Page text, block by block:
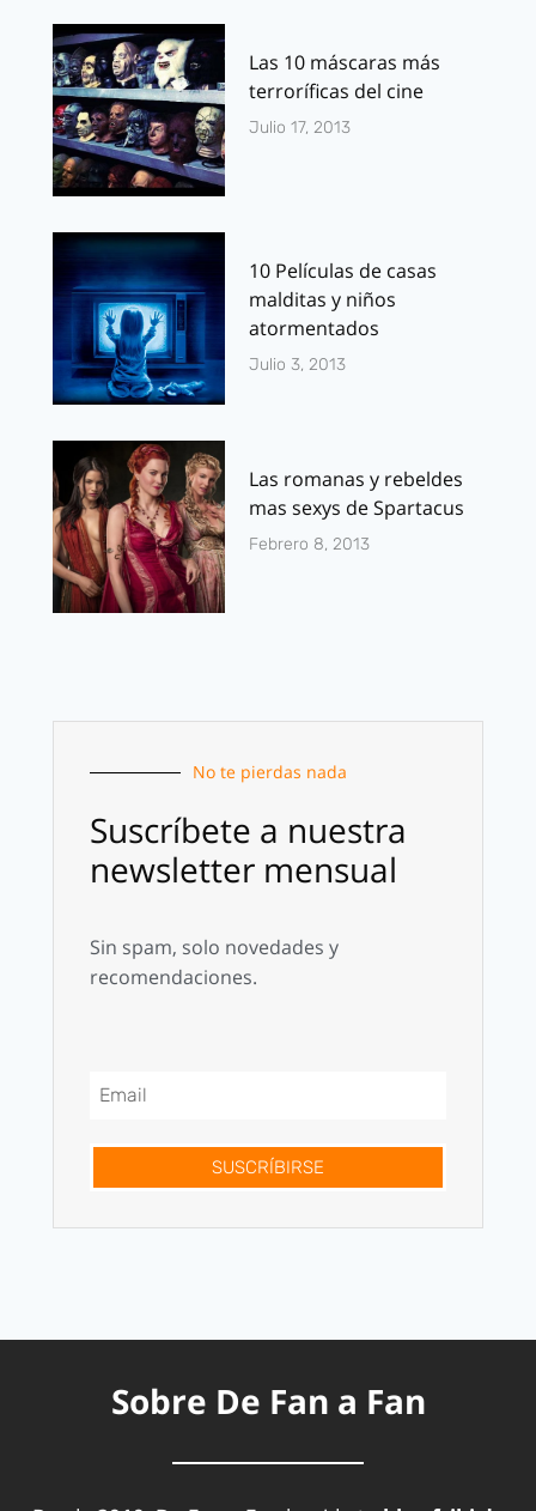
Las 10 máscaras más
terroríficas del cine
Julio 17, 2013
10 Películas de casas
malditas y niños
atormentados
Julio 3, 2013
Las romanas y rebeldes
mas sexys de Spartacus
Febrero 8, 2013
No te pierdas nada
Suscríbete a nuestra
newsletter mensual
Sin spam, solo novedades y
recomendaciones.
SUSCRÍBIRSE
Sobre De Fan a Fan